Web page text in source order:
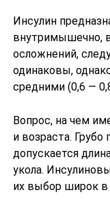
Инсулин
внутримышечно,
осложнений,
одинаковы,
средними (0,6 —
Вопрос, на чем
и возраста.
допускается
укола.
их выбор широк в